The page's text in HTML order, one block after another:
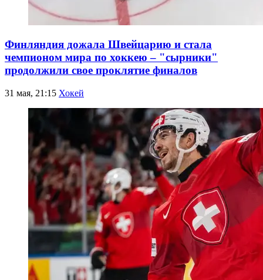
Финляндия дожала Швейцарию и стала
чемпионом мира по хоккею – "сырники"
продолжили свое проклятие финалов
31 мая, 21:15 Хокей